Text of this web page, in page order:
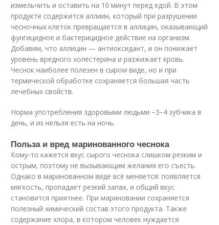
измельчить и оставить на 10 минут перед едой. В этом
продукте содержится аллиин, который при разрушении
чесночных клеток превращается в аллицин, оказывающий
фунгицидное и бактерицидное действие на организм.
Добавим, что аллицин — антиоксидант, и он понижает
уровень вредного холестерина и разжижает кровь.
Чеснок наиболее полезен в сыром виде, но и при
термической обработке сохраняется большая часть
лечебных свойств.
Норма употребления здоровыми людьми −3−4 зубчика в
день, и их нельзя есть на ночь.
Польза и вред маринованного чеснока
Кому-то кажется вкус сырого чеснока слишком резким и
острым, поэтому не вызывающим желания его съесть.
Однако в маринованном виде всё меняется: появляется
мягкость, пропадает резкий запах, и общий вкус
становится приятнее. При мариновании сохраняется
полезный химический состав этого продукта. Также
содержание хлора, в котором человек нуждается